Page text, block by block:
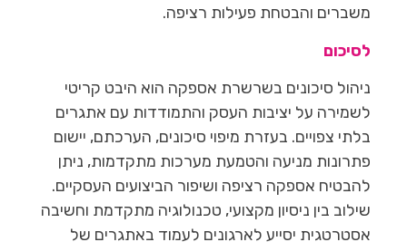
משברים והבטחת פעילות רציפה.
לסיכום
ניהול סיכונים בשרשרת אספקה הוא היבט קריטי
לשמירה על יציבות העסק והתמודדות עם אתגרים
בלתי צפויים. בעזרת מיפוי סיכונים, הערכתם, יישום
פתרונות מניעה והטמעת מערכות מתקדמות, ניתן
להבטיח אספקה רציפה ושיפור הביצועים העסקיים.
שילוב בין ניסיון מקצועי, טכנולוגיה מתקדמת וחשיבה
אסטרטגית יסייע לארגונים לעמוד באתגרים של